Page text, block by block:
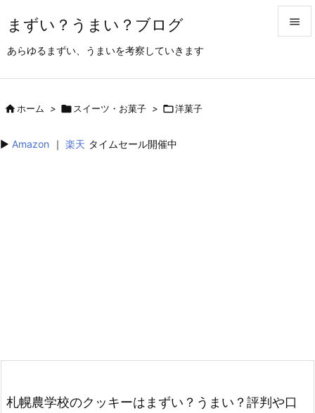
まずい？うまい？ブログ
あらゆるまずい、うまいを考察していきます

ホーム >  スイーツ・お菓子 > 洋菓子
▶︎ Amazon ｜ 楽天 タイムセール開催中
札幌農学校のクッキーはまずい？うまい？評判や口